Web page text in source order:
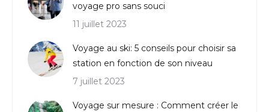
voyage pro sans souci
11 juillet 2023
Voyage au ski: 5 conseils pour choisir sa
station en fonction de son niveau
7 juillet 2023
Voyage sur mesure : Comment créer le